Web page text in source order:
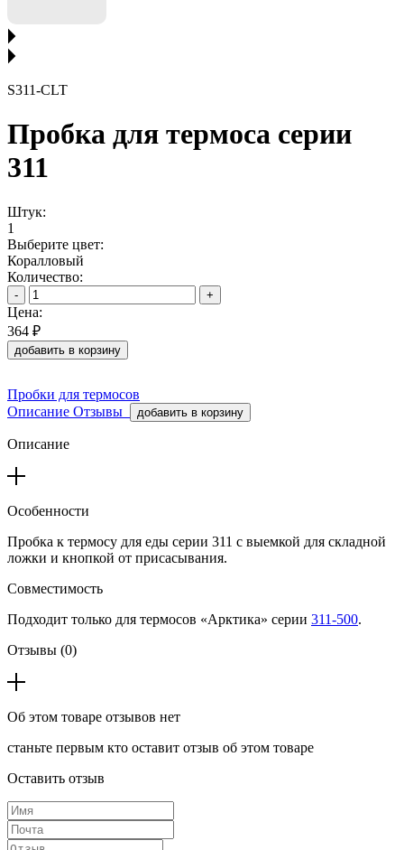
S311-CLT
Пробка для термоса серии
311
Штук:
1
Выберите цвет:
Коралловый
Количество:
- +
Цена:
364 ₽
добавить в корзину
Пробки для термосов
Описание Отзывы добавить в корзину
Описание
Особенности
Пробка к термосу для еды серии 311 с выемкой для складной
ложки и кнопкой от присасывания.
Совместимость
Подходит только для термосов «Арктика» серии 311-500.
Отзывы (0)
Об этом товаре отзывов нет
станьте первым кто оставит отзыв об этом товаре
Оставить отзыв